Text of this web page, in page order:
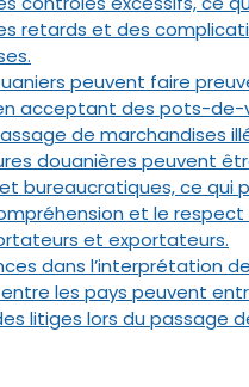
retards et des
peuvent faire
acceptant des pots-de-
de marchandises
douanières peuvent
bureaucratiques, ce qui
et le respect
et exportateurs.
dans l’interprétation
les pays peuvent
litiges lors du passage